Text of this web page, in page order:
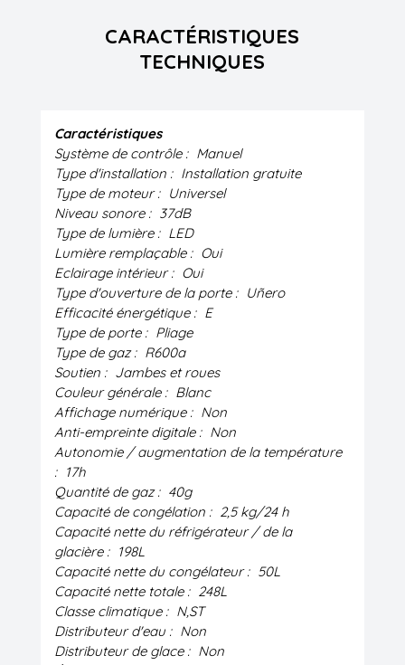
CARACTÉRISTIQUES
TECHNIQUES
Caractéristiques
Système de contrôle : Manuel
Type d'installation : Installation gratuite
Type de moteur : Universel
Niveau sonore : 37dB
Type de lumière : LED
Lumière remplaçable : Oui
Eclairage intérieur : Oui
Type d'ouverture de la porte : Uñero
Efficacité énergétique : E
Type de porte : Pliage
Type de gaz : R600a
Soutien : Jambes et roues
Couleur générale : Blanc
Affichage numérique : Non
Anti-empreinte digitale : Non
Autonomie / augmentation de la température
: 17h
Quantité de gaz : 40g
Capacité de congélation : 2,5 kg/24 h
Capacité nette du réfrigérateur / de la
glacière : 198L
Capacité nette du congélateur : 50L
Capacité nette totale : 248L
Classe climatique : N,ST
Distributeur d'eau : Non
Distributeur de glace : Non